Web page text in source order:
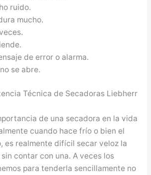
ruido.
mucho.
de error o alarma.
se abre.
Técnica de Secadoras Liebherr
de una secadora en la vida
cuando hace frío o bien el
es realmente difícil secar veloz la
contar con una. A veces los
para tenderla sencillamente no